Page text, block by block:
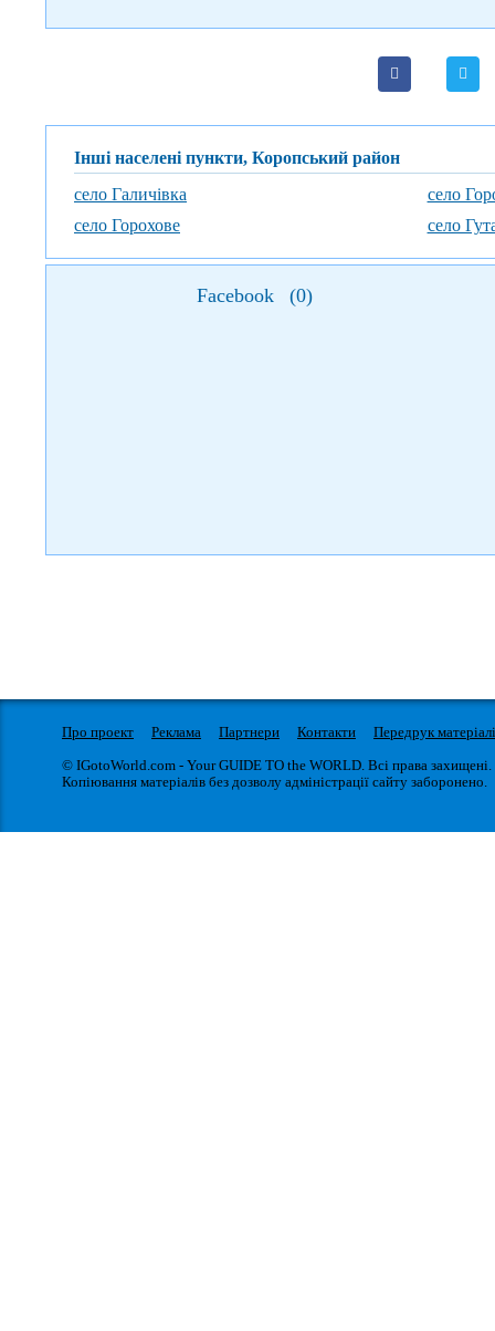
Інші населені пункти, Коропський район
село Галичівка
село
село Горохове
село
Facebook (0)
Про проект Реклама Партнери Контакти
Передрук
© IGotoWorld.com - Your GUIDE TO the WORLD. Всі права захищені.
Копіювання матеріалів без дозволу адміністрації сайту заборонено.